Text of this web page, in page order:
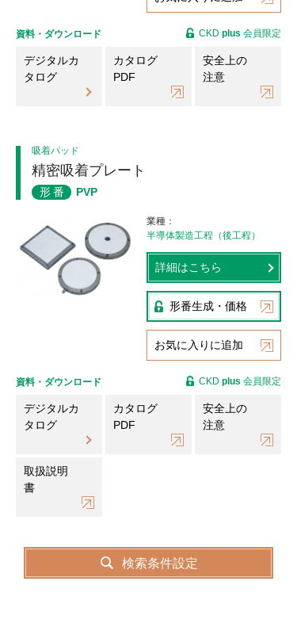
資料・ダウンロード
デジタルカ
タログ
カタログ
PDF
安全上の
注意
CKD plus 会員限定
吸着パッド
精密吸着プレート
形番 PVP
業種
半導体製造工程（後工程）
詳細はこちら
形番生成・価格
お気に入りに追加
資料・ダウンロード
デジタルカ
タログ
カタログ
PDF
安全上の
注意
取扱説明
書
CKD plus 会員限定
検索条件設定